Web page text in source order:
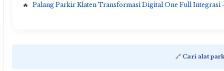
Palang Parkir Klaten Transformasi Digital One Full Integrasi
🔗 Cari alat